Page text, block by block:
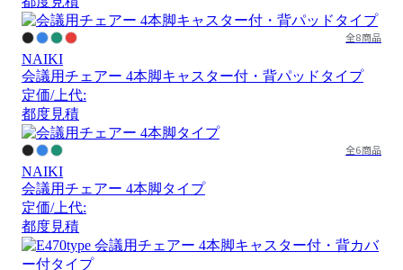
全8商品
NAIKI
会議用チェアー 4本脚キャスター付・背パッドタイプ
定価/上代:
都度見積
全6商品
NAIKI
会議用チェアー 4本脚タイプ
定価/上代:
都度見積